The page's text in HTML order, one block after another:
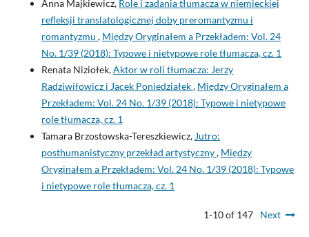
Anna Majkiewicz, Role i zadania tłumacza w niemieckiej
refleksji translatologicznej doby preromantyzmu i
romantyzmu , Między Oryginałem a Przekładem: Vol. 24
No. 1/39 (2018): Typowe i nietypowe role tłumacza, cz. 1
Renata Niziołek,Aktor w roli tłumacza: Jerzy
Radziwiłowicz i Jacek Poniedziałek, Między Oryginałem a
Przekładem: Vol. 24 No. 1/39 (2018): Typowe i nietypowe
role tłumacza, cz. 1
Tamara Brzostowska-Tereszkiewicz, Jutro:
posthumanistyczny przekład artystyczny, Między
Oryginałem a Przekładem: Vol. 24 No. 1/39 (2018): Typowe
i nietypowe role tłumacza, cz. 1
1-10 of 147 Next